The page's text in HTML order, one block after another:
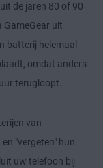
de jaren 80 of 90
GameGear uit
batterij helemaal
omdat anders
terugloopt.
van
"vergeten" hun
uw telefoon bij